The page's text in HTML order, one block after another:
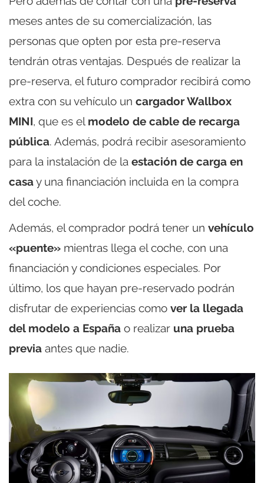
meses antes de su comercialización, las
personas que opten por esta pre-reserva
tendrán otras ventajas. Después de realizar la
pre-reserva, el futuro comprador recibirá como
extra con su vehículo un cargador Wallbox
MINI, que es el modelo de cable de recarga
pública. Además, podrá recibir asesoramiento
para la instalación de la estación de carga en
casay una financiación incluida en la compra
del coche.
Además, el comprador podrá tener un vehículo
«puente» mientras llega el coche, con una
financiación y condiciones especiales. Por
último, los que hayan pre-reservado podrán
disfrutar de experiencias como ver la llegada
del modelo a España o realizar una prueba
previa antes que nadie.